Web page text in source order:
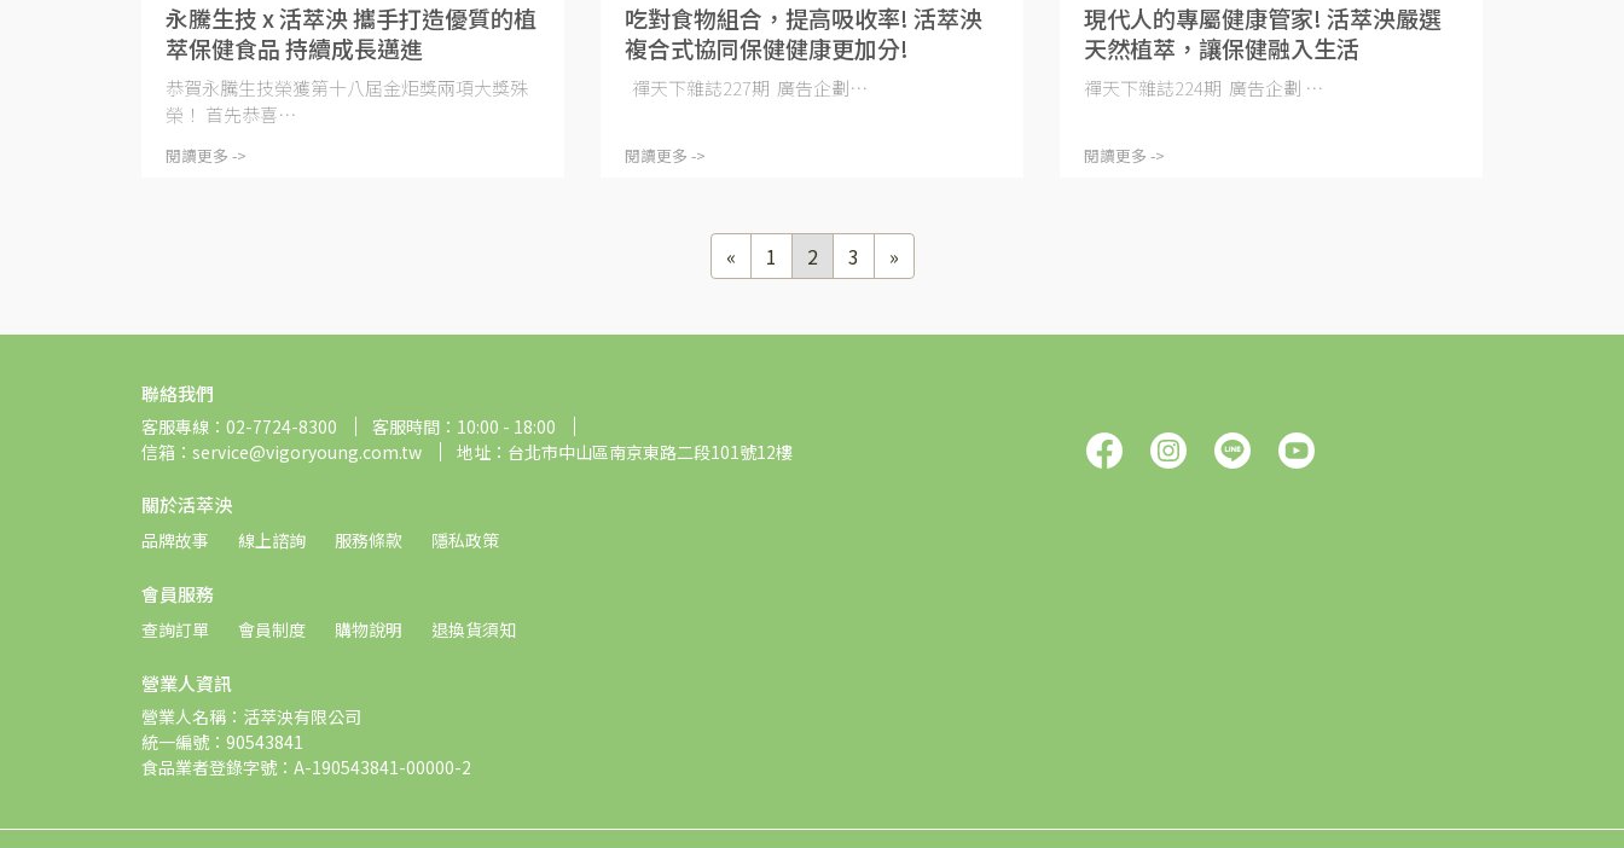
永騰生技 x 活萃泱 攜手打造優質的植
萃保健食品 持續成長邁進
恭賀永騰生技榮獲第十八屆金炬獎兩項大獎殊
榮！ 首先恭喜⋯
閱讀更多 ->
吃對食物組合，提高吸收率! 活萃泱
複合式協同保健健康更加分!
禪天下雜誌227期 廣告企劃⋯
閱讀更多 ->
現代人的專屬健康管家! 活萃泱嚴選
天然植萃，讓保健融入生活
禪天下雜誌224期 廣告企劃 ⋯
閱讀更多 ->
« 1 2 3 »
聯絡我們
客服專線：02-7724-8300
客服時間：10:00 - 18:00
信箱：service@vigoryoung.com.tw
地址：台北市中山區南京東路二段101號12樓
關於活萃泱
品牌故事 線上諮詢 服務條款 隱私政策
會員服務
查詢訂單 會員制度 購物說明 退換貨須知
營業人資訊
營業人名稱：活萃泱有限公司
統一編號：90543841
食品業者登錄字號：A-190543841-00000-2